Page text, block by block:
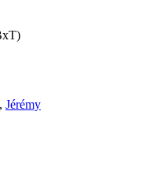
, Jérémy